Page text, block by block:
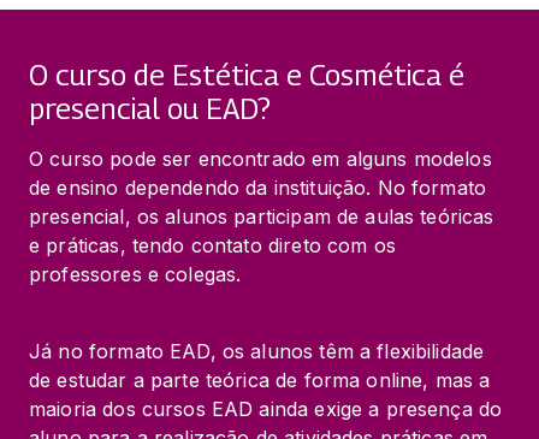
O curso de Estética e Cosmética é
presencial ou EAD?
O curso pode ser encontrado em alguns modelos
de ensino dependendo da instituição. No formato
presencial, os alunos participam de aulas teóricas
e práticas, tendo contato direto com os
professores e colegas.
Já no formato EAD, os alunos têm a flexibilidade
de estudar a parte teórica de forma online, mas a
maioria dos cursos EAD ainda exige a presença do